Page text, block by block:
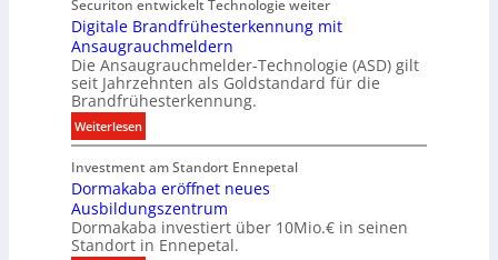
e
r
g
y
w
i
r
r
e
e
u
e
r
I
n
v
e
s
t
t
Securiton entwickelt Technologie weiter
Digitale Brandfrühesterkennung mit
Ansaugrauchmeldern
Die Ansaugrauchmelder-Technologie (ASD) gilt
seit Jahrzehnten als Goldstandard für die
Brandfrühesterkennung.
Weiterlesen:
D
i
g
i
t
a
Investment am Standort Ennepetal
Dormakaba eröffnet neues
Ausbildungszentrum
Dormakaba investiert über 10Mio.€ in seinen
Standort in Ennepetal.